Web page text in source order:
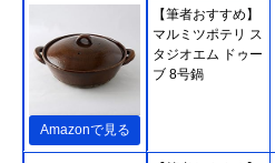
Amazonで見る
【筆者おすすめ】
マルミツポテリ ス
タジオエム ドゥー
ブ 8号鍋